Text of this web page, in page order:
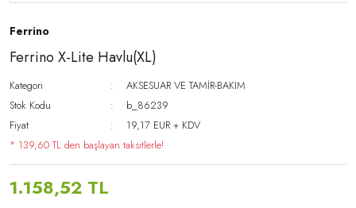
Ferrino
Ferrino X-Lite Havlu(XL)
Kategori
AKSESUAR VE TAMİR-BAKIM
Stok Kodu
b_86239
Fiyat
19,17 EUR + KDV
* 139,60 TL den başlayan taksitlerle!
1.158,52 TL